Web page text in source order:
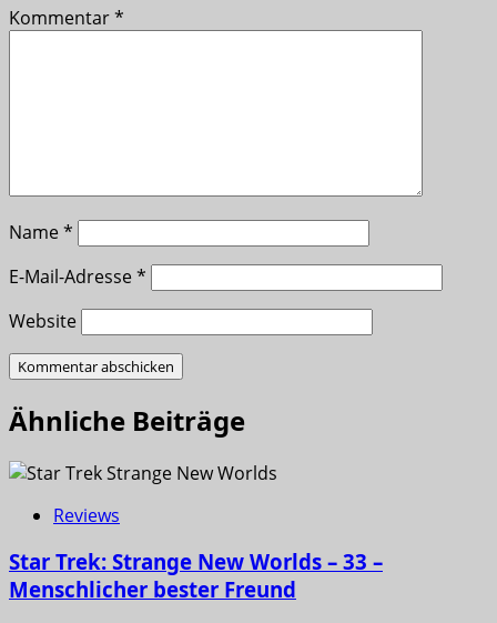
Kommentar*
Name*
E-Mail-Adresse*
Website
Ähnliche Beiträge
Reviews
Star Trek: Strange New Worlds – 33 –
Menschlicher bester Freund